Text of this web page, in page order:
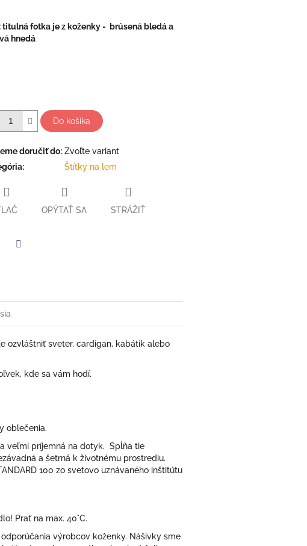
titulná fotka je z koženky - brúsená bledá a
hnedá
Do košíka
doručiť do: Zvoľte variant
: Štítky na lem
OPÝTAŤ SA STRÁŽIŤ
ozvláštniť sveter, cardigan, kabátik alebo
kde sa vám hodí.
oblečenia.
veľmi príjemná na dotyk. Spĺňa tie
a šetrná k životnému prostrediu.
100 zo svetovo uznávaného inštitútu
Prať na max. 40°C.
výrobcov koženky. Nášivky sme